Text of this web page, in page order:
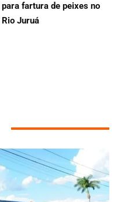
para fartura de peixes no
Rio Juruá